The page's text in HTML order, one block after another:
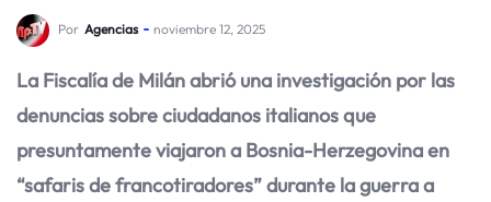
Por Agencias noviembre 12, 2025
La Fiscalía de Milán abrió una investigación por las
denuncias sobre ciudadanos italianos que
presuntamente viajaron a Bosnia-Herzegovina en
“safaris de francotiradores” durante la guerra a